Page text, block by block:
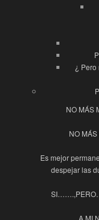
¿
NO MÁS
NO
Es mejor
despejar las
A MI